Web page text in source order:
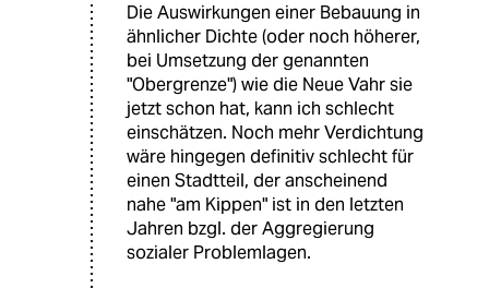
Die Auswirkungen einer Bebauung in
ähnlicher Dichte (oder noch höherer,
bei Umsetzung der genannten
"Obergrenze") wie die Neue Vahr sie
jetzt schon hat, kann ich schlecht
einschätzen. Noch mehr Verdichtung
wäre hingegen definitiv schlecht für
einen Stadtteil, der anscheinend
nahe "am Kippen" ist in den letzten
Jahren bzgl. der Aggregierung
sozialer Problemlagen.